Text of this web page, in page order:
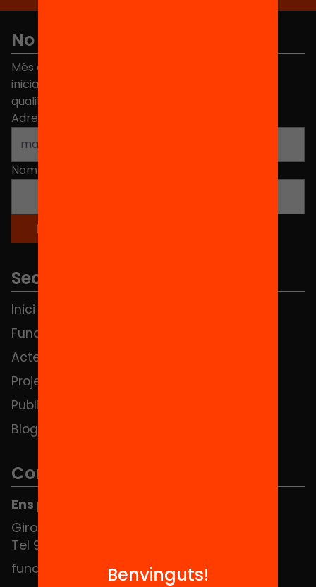
No et perdis res
Més de 40.000 persones ja han triat Equitat. Rep
iniciatives, propostes i projectes per millorar la
qualitat de l'educació a Catalunya.
Adreça electrònica
Nom
Seccions
Inici
Fundació
Actes
Projectes
Publicacions i vídeos
Blog
Contacte
Ens pots trobar al Hub Social
Girona 34, interior 08010 Barcelona
Tel 934 588 700
fundacio@equitat.orgBenvinguts!